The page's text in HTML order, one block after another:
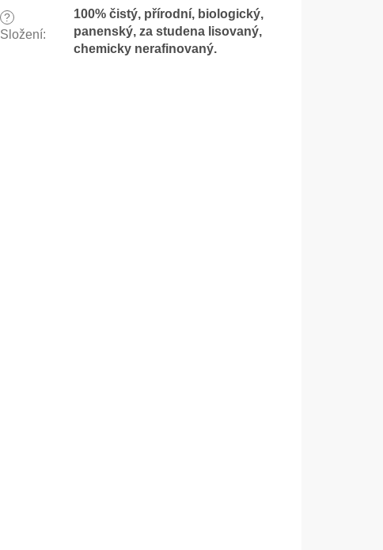
?
Složení:
100% čistý, přírodní, biologický,
panenský, za studena lisovaný,
chemicky nerafinovaný.